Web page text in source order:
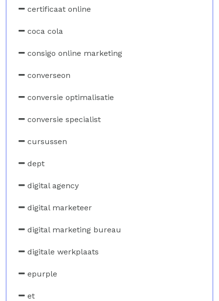
certificaat online
coca cola
consigo online marketing
converseon
conversie optimalisatie
conversie specialist
cursussen
dept
digital agency
digital marketeer
digital marketing bureau
digitale werkplaats
epurple
et